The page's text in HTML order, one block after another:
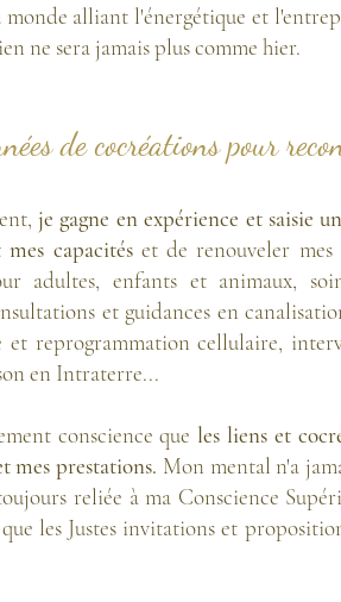
monde alliant l'énergétique et
ne sera jamais plus comme hier.
de cocréations pour
je gagne en expérience et saisie
mes capacitéset de renouveler mes
adultes, enfants et animaux,
et guidances en
et reprogrammation cellulaire,
en Intraterre...
conscience queles liens et
mes prestations. Mon mental n'a
reliée à ma Conscience
les Justes invitations et